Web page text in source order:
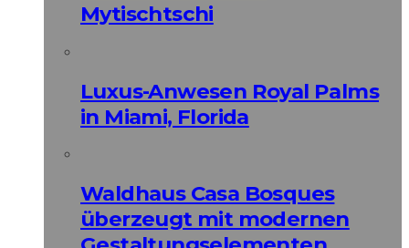
Mytischtschi
Luxus-Anwesen Royal Palms
in Miami, Florida
Waldhaus Casa Bosques
überzeugt mit modernen